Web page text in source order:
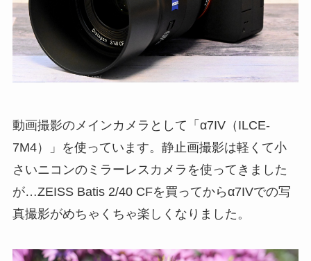
動画撮影のメインカメラとして「α7IV（ILCE-
7M4）」を使っています。静止画撮影は軽くて小
さいニコンのミラーレスカメラを使ってきました
が…ZEISS Batis 2/40 CFを買ってからα7IVでの写
真撮影がめちゃくちゃ楽しくなりました。